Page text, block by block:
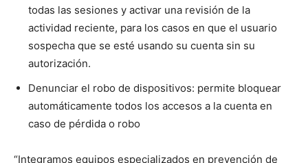
todas las sesiones y activar una revisión de la
actividad reciente, para los casos en que el usuario
sospecha que se esté usando su cuenta sin su
autorización.
Denunciar el robo de dispositivos: permite bloquear
automáticamente todos los accesos a la cuenta en
caso de pérdida o robo
“Integramos equipos especializados en prevención de